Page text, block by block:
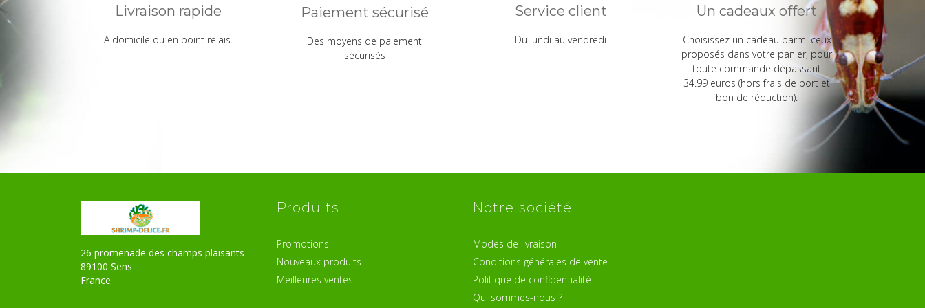
Livraison rapide
A domicile ou en point relais.
Paiement sécurisé
Des moyens de paiement
sécurisés
Service client
Du lundi au vendredi
Un cadeaux offert
Choisissez un cadeau parmi ceux
proposés dans votre panier, pour
toute commande dépassant
34.99 euros (hors frais de port et
bon de réduction).
26 promenade des champs plaisants
89100 Sens
France
Produits
Promotions
Nouveaux produits
Meilleures ventes
Notre société
Modes de livraison
Conditions générales de vente
Politique de confidentialité
Qui sommes-nous ?